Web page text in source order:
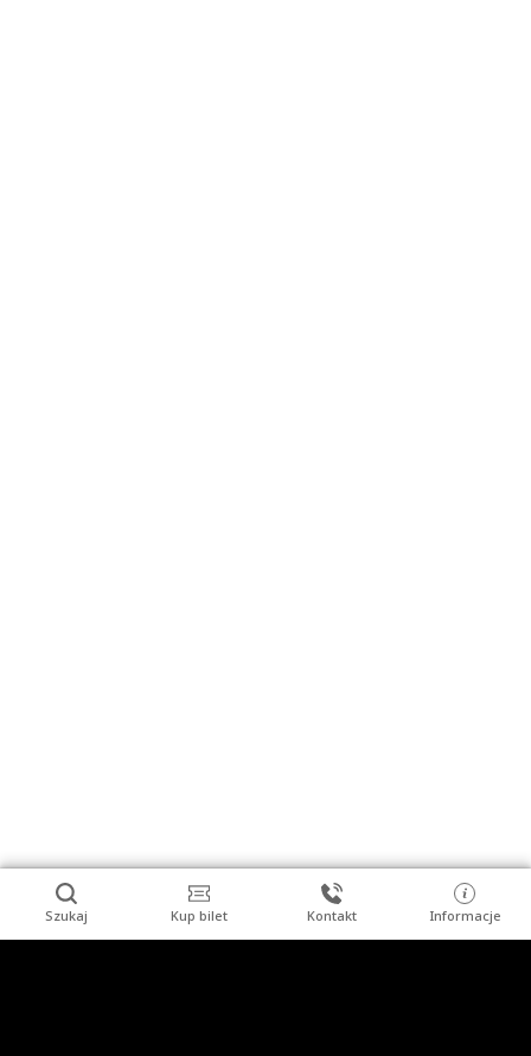
Szukaj Kup bilet Kontakt Informacje